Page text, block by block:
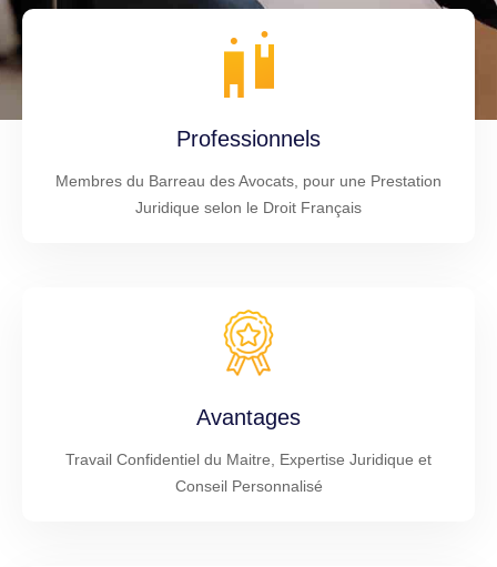
Professionnels
Membres du Barreau des Avocats, pour une Prestation
Juridique selon le Droit Français
Avantages
Travail Confidentiel du Maitre, Expertise Juridique et
Conseil Personnalisé